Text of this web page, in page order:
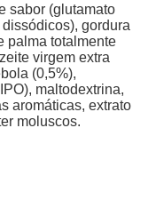
sabor (glutamato
gordura
palma totalmente
virgem extra
(0,5%),
maltodextrina,
aromáticas, extrato
moluscos.